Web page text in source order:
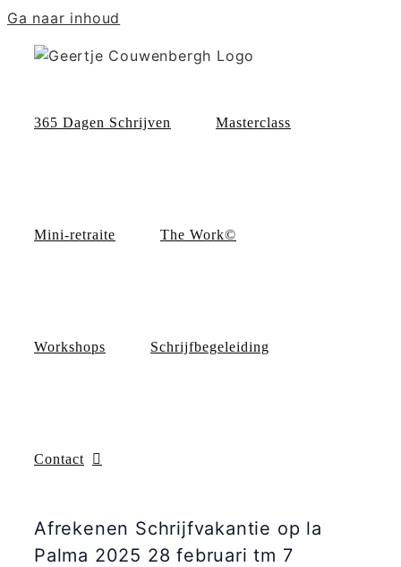
Ga naar inhoud
365 Dagen Schrijven Masterclass
Mini-retraite The Work©
Workshops Schrijfbegeleiding
Contact
Afrekenen Schrijfvakantie op la
Palma 2025 28 februari tm 7